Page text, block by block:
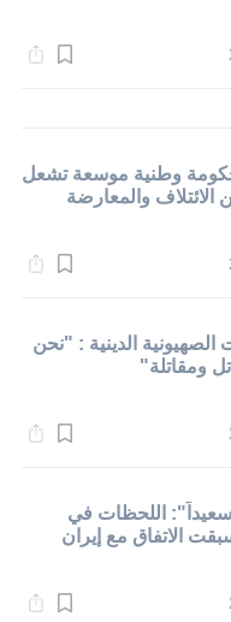
وطنية موسعة تشعل
الائتلاف والمعارضة
الصهيونية الدينية : "نحن
ومقاتلة"
سعيداً": اللحظات في
الاتفاق مع إيران